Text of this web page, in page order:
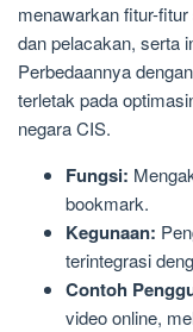
menawarkan fitur-
dan pelacakan, serta
Perbedaannya
terletak pada
negara CIS.
Fungsi:
bookmark.
Kegunaan:
terintegrasi
Contoh
video online,